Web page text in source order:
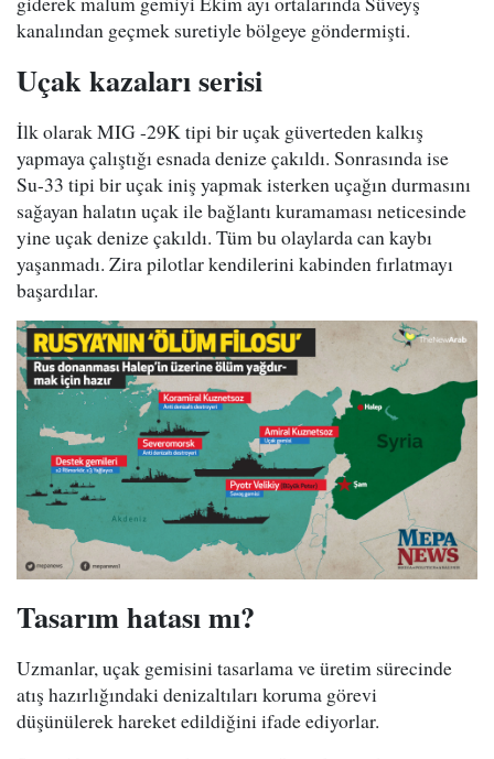
kanalından geçmek suretiyle bölgeye göndermişti.
Uçak kazaları serisi
İlk olarak MIG -29K tipi bir uçak güverteden kalkış
yapmaya çalıştığı esnada denize çakıldı. Sonrasında ise
Su-33 tipi bir uçak iniş yapmak isterken uçağın durmasını
sağayan halatın uçak ile bağlantı kuramaması neticesinde
yine uçak denize çakıldı. Tüm bu olaylarda can kaybı
yaşanmadı. Zira pilotlar kendilerini kabinden fırlatmayı
başardılar.
Tasarım hatası mı?
Uzmanlar, uçak gemisini tasarlama ve üretim sürecinde
atış hazırlığındaki denizaltıları koruma görevi
düşünülerek hareket edildiğini ifade ediyorlar.